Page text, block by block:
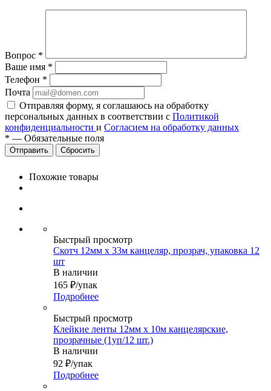
Вопрос *
Ваше имя *
Телефон *
Почта
Отправляя форму, я соглашаюсь на обработку
персональных данных в соответствии с Политикой
конфиденциальности и Согласием на обработку данных
* — Обязательные поля
Сбросить
Похожие товары
Быстрый просмотр
Скотч 12мм х 33м канцеляр, прозрач, упаковка 12
шт
В наличии
165 ₽/упак
Подробнее
Быстрый просмотр
Клейкие ленты 12мм х 10м канцелярские,
прозрачные (1уп/12 шт.)
В наличии
92 ₽/упак
Подробнее